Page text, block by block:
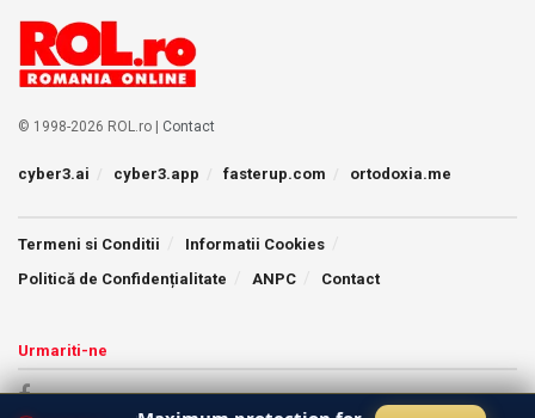
© 1998-2026 ROL.ro | Contact
cyber3.ai cyber3.app fasterup.com ortodoxia.me
Termeni si Conditii
Informatii Cookies
Politică de Confidențialitate
ANPC Contact
Urmariti-ne